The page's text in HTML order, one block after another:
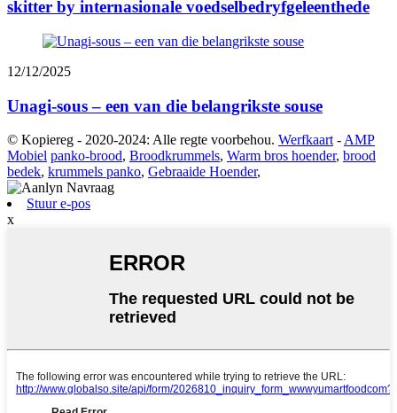
skitter by internasionale voedselbedryfgeleenthede
12/12/2025
Unagi-sous – een van die belangrikste souse
© Kopiereg - 2020-2024: Alle regte voorbehou. Werfkaart-AMP
Mobiel panko-brood, Broodkrummels, Warm bros hoender, brood
bedek, krummels panko, Gebraaide Hoender,
Stuur e-pos
x